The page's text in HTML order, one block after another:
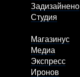
Задизайнено
Студия
Магазинус
Медиа
Экспресс
Иронов